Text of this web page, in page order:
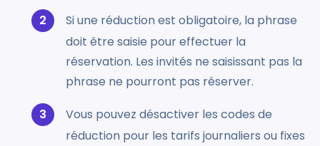
Si une réduction est obligatoire, la phrase
doit être saisie pour effectuer la
réservation. Les invités ne saisissant pas la
phrase ne pourront pas réserver.
Vous pouvez désactiver les codes de
réduction pour les tarifs journaliers ou fixes